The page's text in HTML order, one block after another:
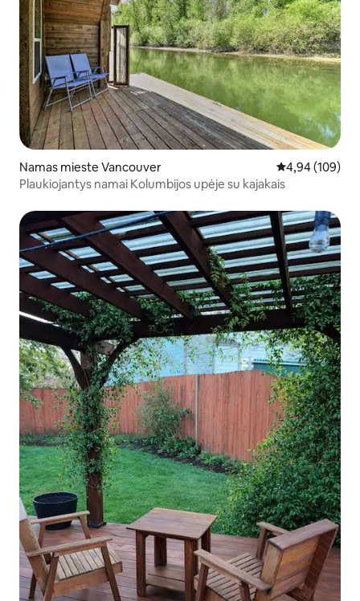
Namas mieste Vancouver Vidutinis
4,94 (109)
Plaukiojantys namai Kolumbijos upėje su kajakais